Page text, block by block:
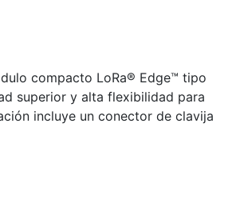
compacto LoRa® Edge™ tipo
superior y alta flexibilidad para
incluye un conector de clavija